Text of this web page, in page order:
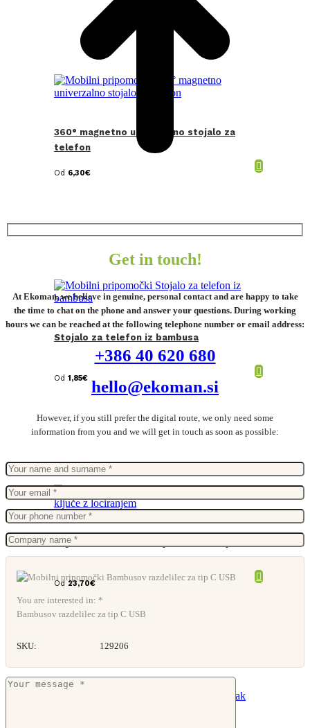
360° magnetno univerzalno stojalo za
telefon
Od 6,30€
Stojalo za telefon iz bambusa
Od 1,85€
Keyfinder obesek za ključe z lociranjem
Od23,70€
Get in touch!
At Ekoman, we believe in genuine, personal contact and are happy to take
the time to chat on the phone and answer your questions. During working
hours we can be reached at the following telephone number or email address:
+386 40 620 680
hello@ekoman.si
However, if you still prefer the digital route, we only need some
information from you and we will get in touch as soon as possible:
You are interested in: *
Bambusov razdelilec za tip C USB
SKU: 129206